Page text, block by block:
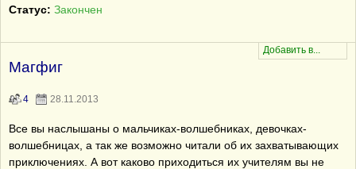
Статус: Закончен
Магфиг
4 28.11.2013
Все вы наслышаны о мальчиках-волшебниках, девочках-
волшебницах, а так же возможно читали об их захватывающих
приключениях. А вот каково приходиться их учителям вы не